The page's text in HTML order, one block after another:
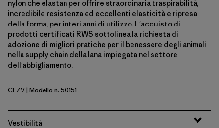
nylon che elastan per offrire straordinaria traspirabilità,
incredibile resistenza ed eccellenti elasticità e ripresa
della forma, per interi anni di utilizzo. L'acquisto di
prodotti certificati RWS sottolinea la richiesta di
adozione di migliori pratiche per il benessere degli animali
nella supply chain della lana impiegata nel settore
dell'abbigliamento.
Classic Fitz Roy: Viking Blue
CFZV| Modello n. 50151
Vestibilità